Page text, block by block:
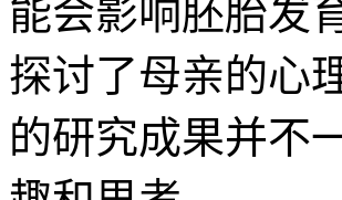
能会影响胚胎发
探讨了母亲的心
的研究成果并不